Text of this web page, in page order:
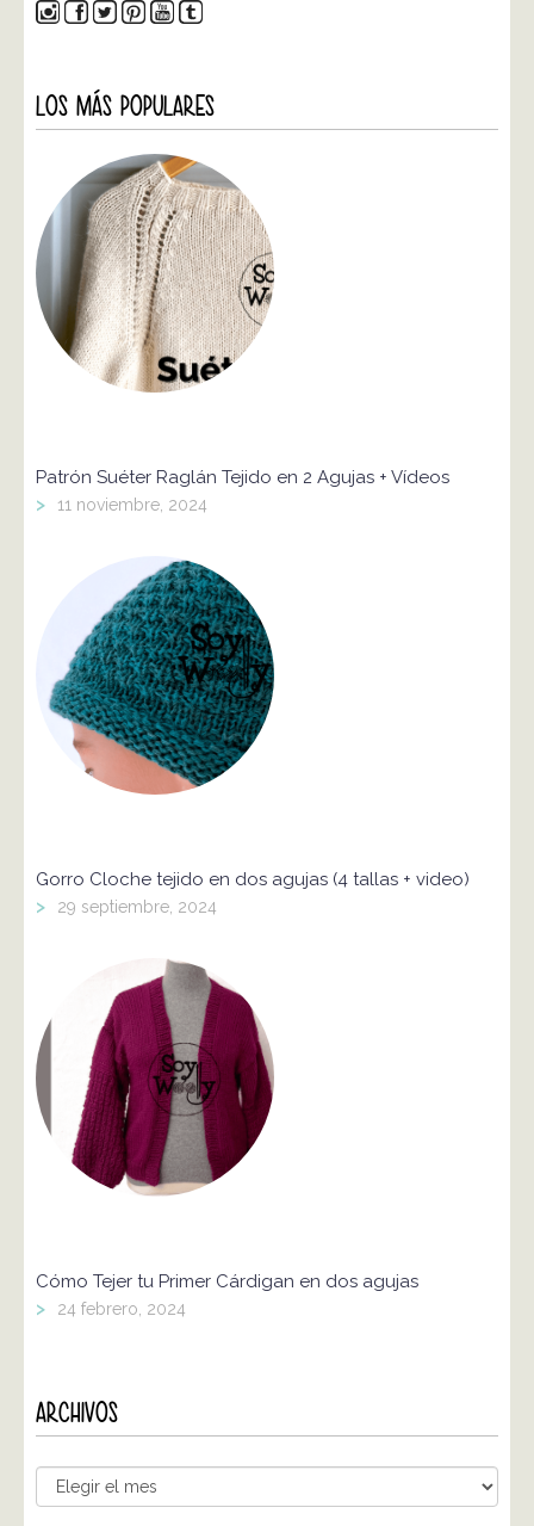
LOS MÁS POPULARES
Patrón Suéter Raglán Tejido en 2 Agujas + Vídeos
> 11 noviembre, 2024
Gorro Cloche tejido en dos agujas (4 tallas + video)
> 29 septiembre, 2024
Cómo Tejer tu Primer Cárdigan en dos agujas
> 24 febrero, 2024
ARCHIVOS